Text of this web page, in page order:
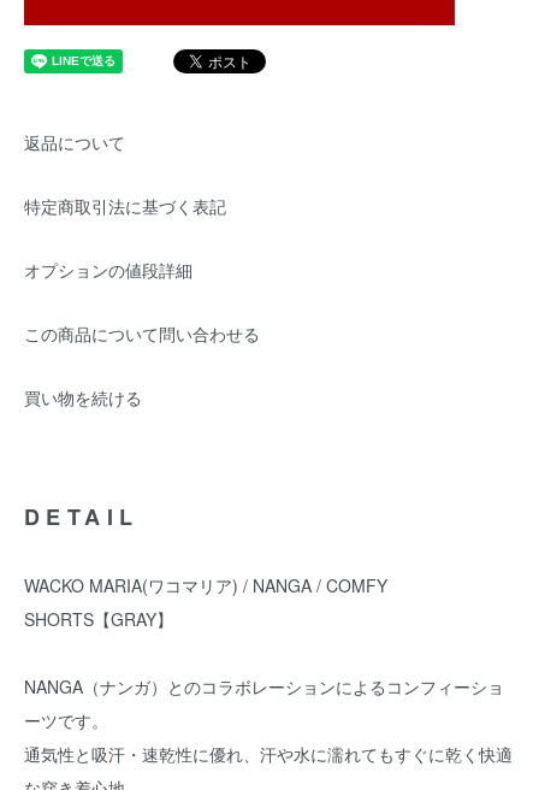
返品について
特定商取引法に基づく表記
オプションの値段詳細
この商品について問い合わせる
買い物を続ける
DETAIL
WACKO MARIA(ワコマリア) / NANGA / COMFY
SHORTS【GRAY】
NANGA（ナンガ）とのコラボレーションによるコンフィーショ
ーツです。
通気性と吸汗・速乾性に優れ、汗や水に濡れてもすぐに乾く快適